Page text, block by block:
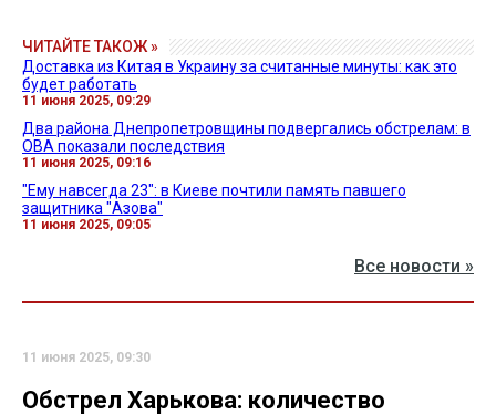
ЧИТАЙТЕ ТАКОЖ »
Доставка из Китая в Украину за считанные минуты: как это
будет работать
11 июня 2025, 09:29
Два района Днепропетровщины подвергались обстрелам: в
ОВА показали последствия
11 июня 2025, 09:16
"Ему навсегда 23": в Киеве почтили память павшего
защитника "Азова"
11 июня 2025, 09:05
Все новости »
11 июня 2025, 09:30
Обстрел Харькова: количество